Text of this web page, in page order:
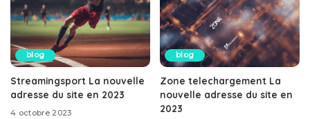
blog
Streamingsport La nouvelle
adresse du site en 2023
4 octobre 2023
blog
Zone telechargement La
nouvelle adresse du site en
2023